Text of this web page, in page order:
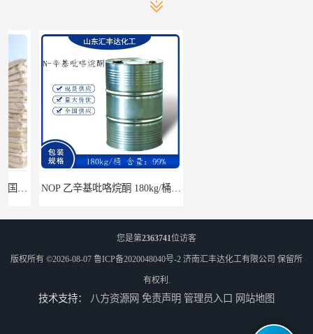
NOP 乙辛基吡咯烷酮 180kg/桶 2687-94-7
您是第2363741位访客
版权所有 ©2026-08-07 鲁ICP备2020048040号-2 济南汇丰达化工有限公司 保留所
有权利.
技术支持： 八方资源网 免责声明 管理员入口 网站地图